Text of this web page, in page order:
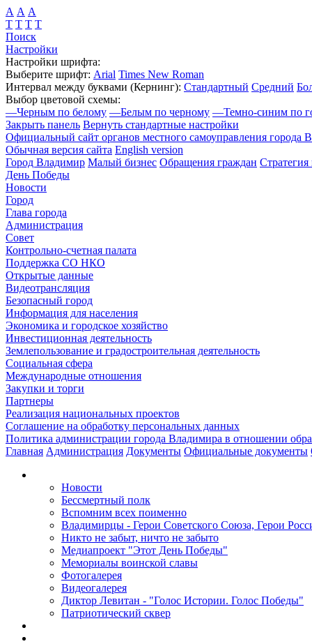
А А А
Т Т Т Т
Поиск
Настройки
Настройки шрифта:
Выберите шрифт: Arial Times New Roman
Интервал между буквами (Кернинг): Стандартный Средний
Выбор цветовой схемы:
—Черным по белому —Белым по черному —Темно-синим по
Закрыть панель Вернуть стандартные настройки
Официальный сайт органов местного самоуправления города
Обычная версия сайта English version
Город Владимир Малый бизнес Обращения граждан Стратегия
День Победы
Новости
Город
Глава города
Администрация
Совет
Контрольно-счетная палата
Поддержка СО НКО
Открытые данные
Видеотрансляция
Безопасный город
Информация для населения
Экономика и городское хозяйство
Инвестиционная деятельность
Землепользование и градостроительная деятельность
Социальная сфера
Международные отношения
Закупки и торги
Партнеры
Реализация национальных проектов
Соглашение на обработку персональных данных
Политика администрации города Владимира в отношении
Главная Администрация Документы Официальные документы
Новости
Бессмертный полк
Вспомним всех поименно
Владимирцы - Герои Советского Союза, Герои
Никто не забыт, ничто не забыто
Медиапроект "Этот День Победы"
Мемориалы воинской славы
Фотогалерея
Видеогалерея
Диктор Левитан - "Голос Истории. Голос Победы"
Патриотический сквер